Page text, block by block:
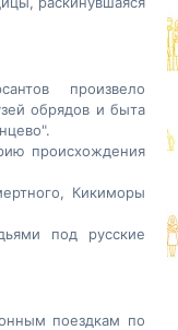
произвело
обрядов и быта
происхождения
Кикиморы
под русские
поездкам по